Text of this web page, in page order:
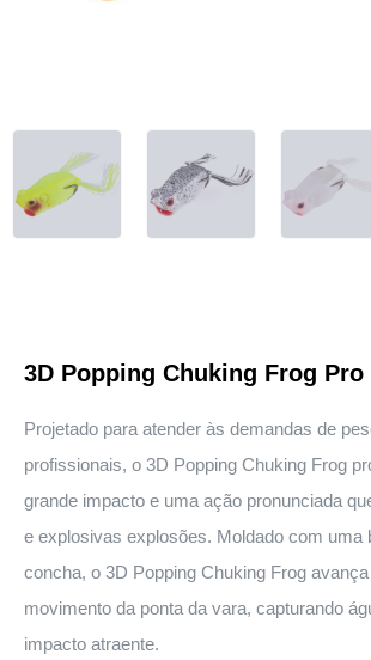
3D Popping Chuking Frog Pro
Projetado para atender às demandas de
profissionais, o 3D Popping Chuking Frog
grande impacto e uma ação pronunciada
e explosivas explosões. Moldado com uma
concha, o 3D Popping Chuking Frog
movimento da ponta da vara, capturando
impacto atraente.